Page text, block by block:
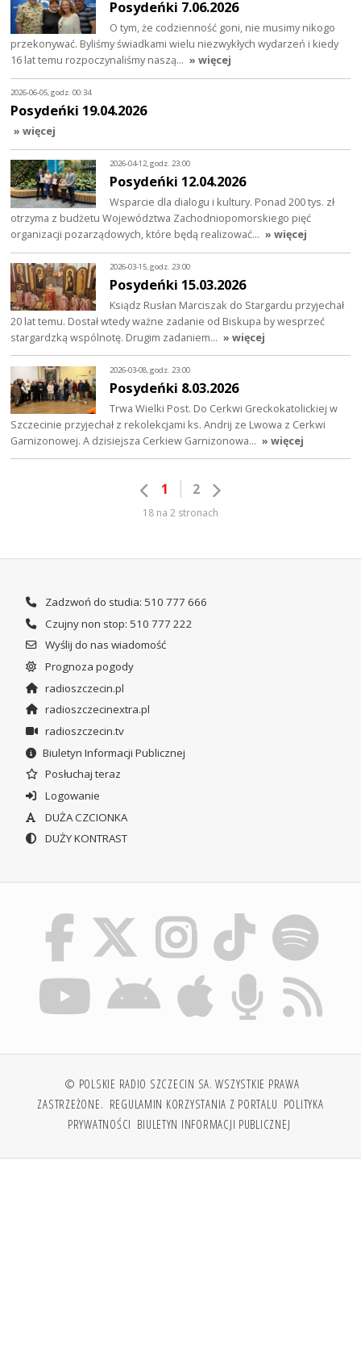
Posydeńki 7.06.2026
O tym, że codzienność goni, nie musimy nikogo
przekonywać. Byliśmy świadkami wielu niezwykłych wydarzeń i kiedy
16 lat temu rozpoczynaliśmy naszą… » więcej
2026-06-05, godz. 00:34
Posydeńki 19.04.2026
» więcej
2026-04-12, godz. 23:00
Posydeńki 12.04.2026
Wsparcie dla dialogu i kultury. Ponad 200 tys. zł
otrzyma z budżetu Województwa Zachodniopomorskiego pięć
organizacji pozarządowych, które będą realizować… » więcej
2026-03-15, godz. 23:00
Posydeńki 15.03.2026
Ksiądz Rusłan Marciszak do Stargardu przyjechał
20 lat temu. Dostał wtedy ważne zadanie od Biskupa by wesprzeć
stargardzką wspólnotę. Drugim zadaniem… » więcej
2026-03-08, godz. 23:00
Posydeńki 8.03.2026
Trwa Wielki Post. Do Cerkwi Greckokatolickiej w
Szczecinie przyjechał z rekolekcjami ks. Andrij ze Lwowa z Cerkwi
Garnizonowej. A dzisiejsza Cerkiew Garnizonowa… » więcej
1 2
18 na 2 stronach
Zadzwoń do studia: 510 777 666
Czujny non stop: 510 777 222
Wyślij do nas wiadomość
Prognoza pogody
radioszczecin.pl
radioszczecinextra.pl
radioszczecin.tv
Biuletyn Informacji Publicznej
Posłuchaj teraz
Logowanie
DUŻA CZCIONKA
DUŻY KONTRAST
© POLSKIE RADIO SZCZECIN SA. WSZYSTKIE PRAWA
ZASTRZEŻONE. REGULAMIN KORZYSTANIA Z PORTALU POLITYKA
PRYWATNOŚCI BIULETYN INFORMACJI PUBLICZNEJ